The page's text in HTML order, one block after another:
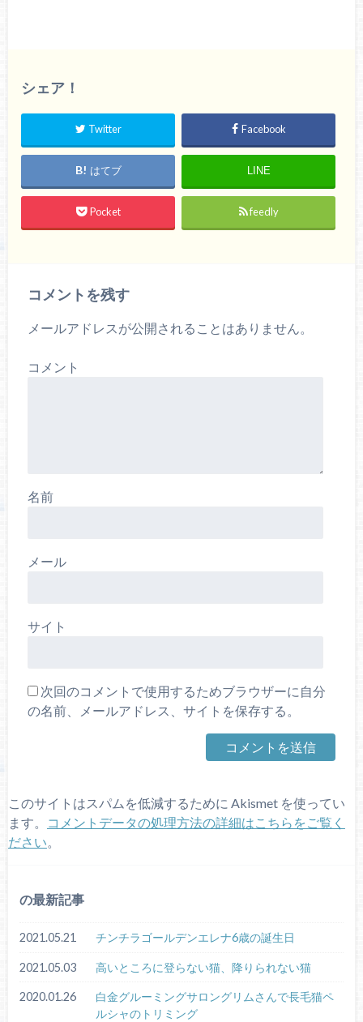
シェア！
Twitter Facebook
はてブ LINE
Pocket feedly
コメントを残す
メールアドレスが公開されることはありません。
コメント
名前
メール
サイト
次回のコメントで使用するためブラウザーに自分
の名前、メールアドレス、サイトを保存する。
このサイトはスパムを低減するために Akismet を使ってい
ます。
コメントデータの処理方法の詳細はこちらをご覧く
ださい
の最新記事
2021.05.21 チンチラゴールデンエレナ6歳の誕生日
2021.05.03 高いところに登らない猫、降りられない猫
2020.01.26
白金グルーミングサロングリムさんで長毛猫ペ
ルシャのトリミング